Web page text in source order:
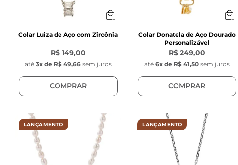
Colar Luiza de Aço com Zircônia
R$ 149,00
até 3x de R$ 49,66 sem juros
COMPRAR
Colar Donatela de Aço Dourado
Personalizável
R$ 249,00
até 6x de R$ 41,50 sem juros
COMPRAR
LANÇAMENTO LANÇAMENTO